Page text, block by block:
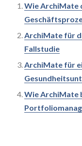
Wie ArchiMate
ArchiMate für
Fallstudie
ArchiMate für
Wie ArchiMate